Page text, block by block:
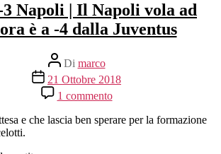
3 Napoli | Il Napoli vola ad
è a -4 dalla Juventus
Autore
articolo
Di marco
Data
dell'articolo
21 Ottobre 2018
1 commento
Udinese
0-
e che lascia ben sperare per la formazione